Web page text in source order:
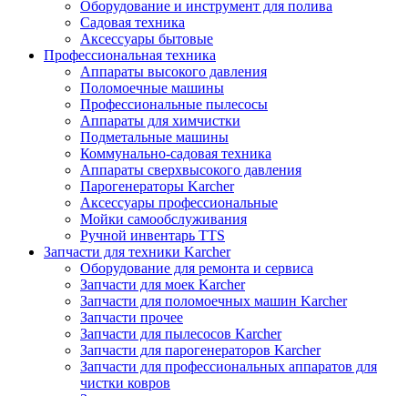
Оборудование и инструмент для полива
Садовая техника
Аксессуары бытовые
Профессиональная техника
Аппараты высокого давления
Поломоечные машины
Профессиональные пылесосы
Аппараты для химчистки
Подметальные машины
Коммунально-садовая техника
Аппараты сверхвысокого давления
Парогенераторы Karcher
Аксессуары профессиональные
Мойки самообслуживания
Ручной инвентарь TTS
Запчасти для техники Karcher
Оборудование для ремонта и сервиса
Запчасти для моек Karcher
Запчасти для поломоечных машин Karcher
Запчасти прочее
Запчасти для пылесосов Karcher
Запчасти для парогенераторов Karcher
Запчасти для профессиональных аппаратов для
чистки ковров